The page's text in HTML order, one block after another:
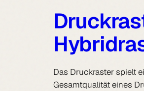
Das Druckraster spielt
Gesamtqualität eines